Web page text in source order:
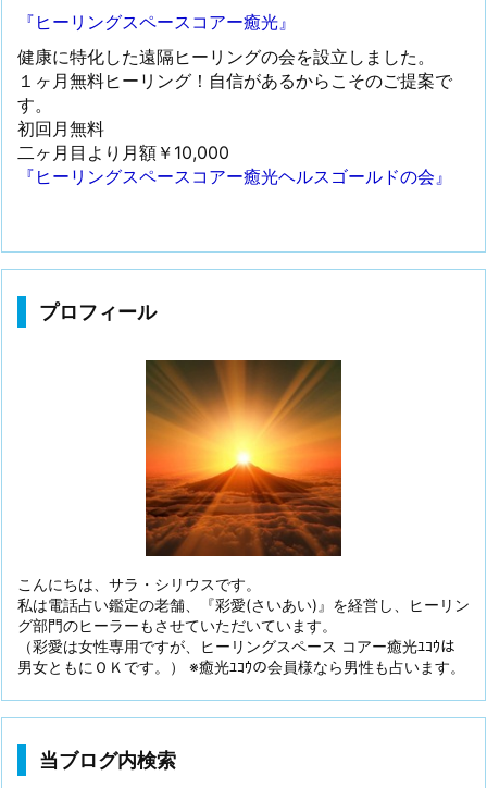
『ヒーリングスペースコアー癒光』
健康に特化した遠隔ヒーリングの会を設立しました。
１ヶ月無料ヒーリング！自信があるからこそのご提案で
す。
初回月無料
二ヶ月目より月額￥10,000
『ヒーリングスペースコアー癒光ヘルスゴールドの会』
プロフィール
こんにちは、サラ・シリウスです。
私は電話占い鑑定の老舗、『彩愛(さいあい)』を経営し、ヒーリン
グ部門のヒーラーもさせていただいています。
（彩愛は女性専用ですが、ヒーリングスペース コアー癒光ﾕｺｳは
男女ともにＯＫです。） ※癒光ﾕｺｳの会員様なら男性も占います。
当ブログ内検索